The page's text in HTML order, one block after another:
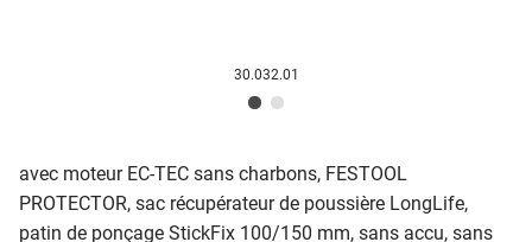
30.032.01
avec moteur EC-TEC sans charbons, FESTOOL
PROTECTOR, sac récupérateur de poussière LongLife,
patin de ponçage StickFix 100/150 mm, sans accu, sans